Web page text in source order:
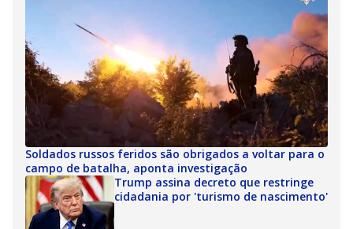
Soldados russos feridos são obrigados a voltar para o
campo de batalha, aponta investigação
Trump assina decreto que restringe
cidadania por 'turismo de nascimento'